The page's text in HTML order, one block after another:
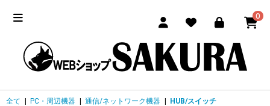
0
全て PC・周辺機器 通信/ネットワーク機器 HUB/スイッチ